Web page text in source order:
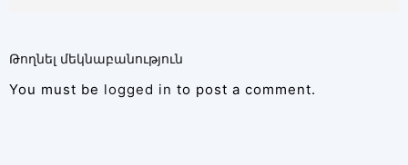
Թողնել մեկնաբանություն
You must be logged in to post a comment.